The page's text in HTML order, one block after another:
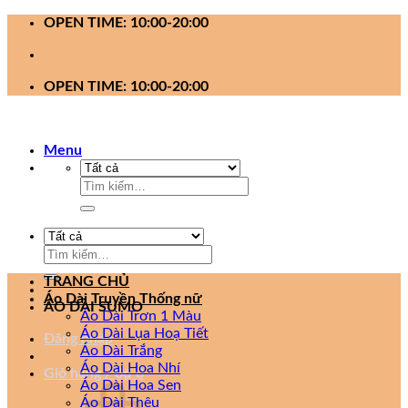
OPEN TIME: 10:00-20:00
OPEN TIME: 10:00-20:00
Menu
Tìm
Tìm
ÁO DÀI SUMO
Đăng nhập
Giỏ hàng /0₫ 0
TRANG CHỦ
Áo Dài Truyền Thống nữ
Áo Dài Trơn 1 Màu
Áo Dài Lụa Hoạ Tiết
Áo Dài Trắng
Áo Dài Hoa Nhí
Áo Dài Hoa Sen
Áo Dài Thêu